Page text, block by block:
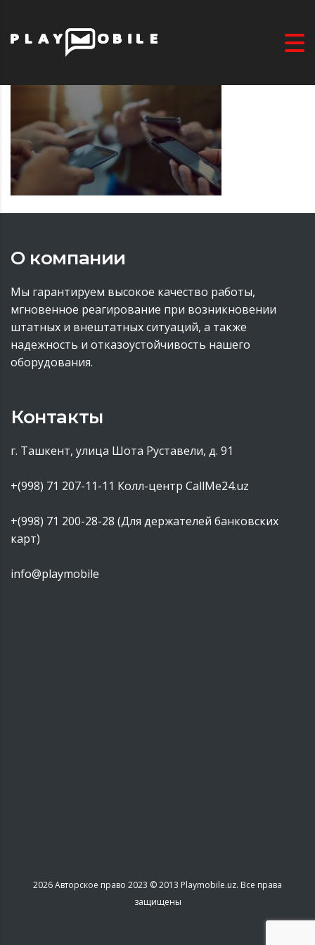
О компании
Мы гарантируем высокое качество работы,
мгновенное реагирование при возникновении
штатных и внештатных ситуаций, а также
надежность и отказоустойчивость нашего
оборудования.
Контакты
г. Ташкент, улица Шота Руставели, д. 91
+(998) 71 207-11-11 Колл-центр CallMe24.uz
+(998) 71 200-28-28 (Для держателей банковских
карт)
info@playmobile
2026Авторское право 2023 © 2013 Playmobile.uz. Все права
защищены